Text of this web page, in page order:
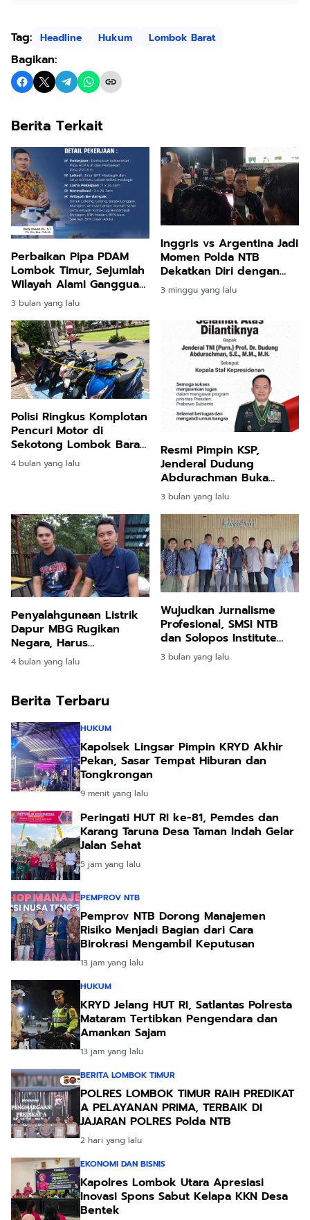
Tag: Headline Hukum Lombok Barat
Bagikan:
Berita Terkait
Perbaikan Pipa PDAM
Lombok Timur, Sejumlah
Wilayah Alami Gangguan
Distribusi Air
3 bulan yang lalu
Inggris vs Argentina Jadi
Momen Polda NTB
Dekatkan Diri dengan
Masyarakat
3 minggu yang lalu
Polisi Ringkus Komplotan
Pencuri Motor di
Sekotong Lombok Barat,
Dua Pelaku Utama
Diamankan
4 bulan yang lalu
Resmi Pimpin KSP,
Jenderal Dudung
Abdurachman Buka
Aduan 24 Jam Kawal
Program Prabowo
3 bulan yang lalu
Penyalahgunaan Listrik
Dapur MBG Rugikan
Negara, Harus
Ditertibkan
4 bulan yang lalu
Wujudkan Jurnalisme
Profesional, SMSI NTB
dan Solopos Institute
Gelar UKW Juni
Mendatang
3 bulan yang lalu
Berita Terbaru
HUKUM
Kapolsek Lingsar Pimpin KRYD Akhir
Pekan, Sasar Tempat Hiburan dan
Tongkrongan
9 menit yang lalu
Peringati HUT RI ke-81, Pemdes dan
Karang Taruna Desa Taman Indah Gelar
Jalan Sehat
5 jam yang lalu
PEMPROV NTB
Pemprov NTB Dorong Manajemen
Risiko Menjadi Bagian dari Cara
Birokrasi Mengambil Keputusan
13 jam yang lalu
HUKUM
KRYD Jelang HUT RI, Satlantas Polresta
Mataram Tertibkan Pengendara dan
Amankan Sajam
13 jam yang lalu
BERITA LOMBOK TIMUR
POLRES LOMBOK TIMUR RAIH PREDIKAT
A PELAYANAN PRIMA, TERBAIK DI
JAJARAN POLRES Polda NTB
2 hari yang lalu
EKONOMI DAN BISNIS
Kapolres Lombok Utara Apresiasi
Inovasi Spons Sabut Kelapa KKN Desa
Bentek